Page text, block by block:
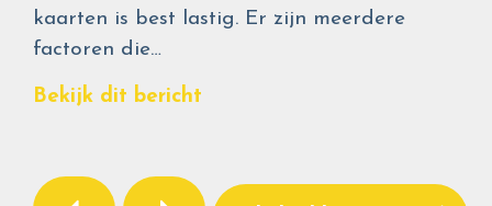
kaarten is best lastig. Er zijn meerdere
factoren die…
Bekijk dit bericht